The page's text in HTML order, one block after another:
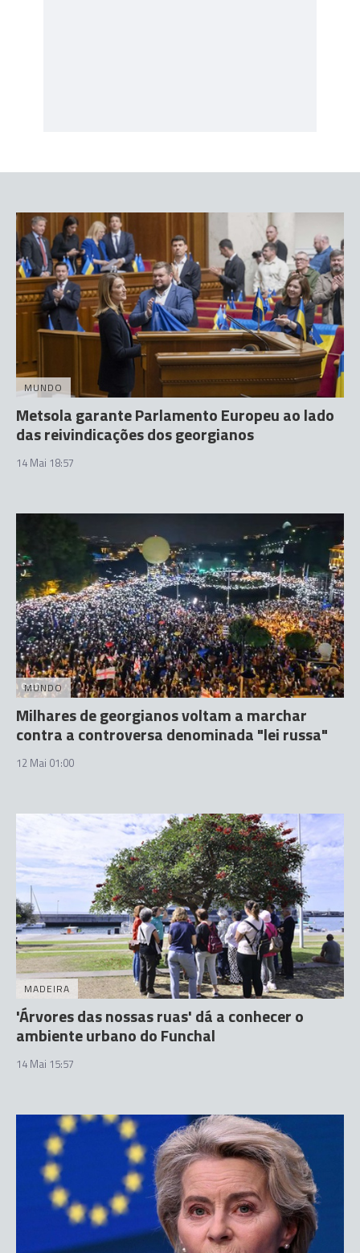
MUNDO
Metsola garante Parlamento Europeu ao lado
das reivindicações dos georgianos
14 Mai 18:57
MUNDO
Milhares de georgianos voltam a marchar
contra a controversa denominada "lei russa"
12 Mai 01:00
MADEIRA
'Árvores das nossas ruas' dá a conhecer o
ambiente urbano do Funchal
14 Mai 15:57